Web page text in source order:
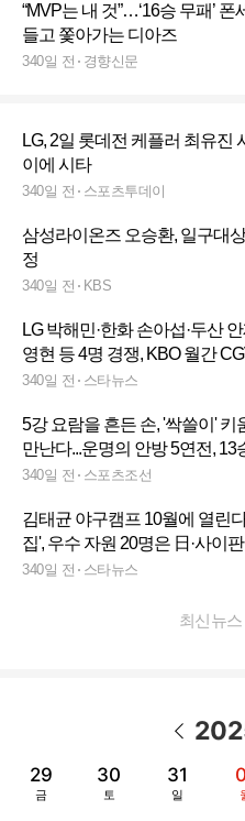
“MVP는 내 것”…‘16승 무패’ 폰
들고 쫓아가는 디아즈
340일 전 경향신문
LG, 2일 롯데전 케플러 최유진
이에 시타
340일 전 스포츠투데이
삼성라이온즈 오승환, 일구대
정
340일 전 KBS
LG 박해민·한화 손아섭·두산
영현 등 4명 경쟁, KBO 월간
상 8월 수상자 누구?
340일 전 스타뉴스
5강 요람을 흔든 손, '싹쓸이'
만난다...운명의 안방 5연전, 13
재가 변수
340일 전 스포츠조선
김태균 야구캠프 10월에 열린
집', 우수 자원 20명은 日·사이
국제 교류전 참가
340일 전 스타뉴스
최신뉴
29
금
30
토
31
일